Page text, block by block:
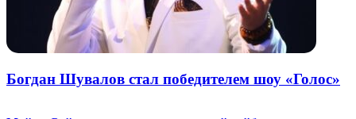
Богдан Шувалов стал победителем шоу «Голос»